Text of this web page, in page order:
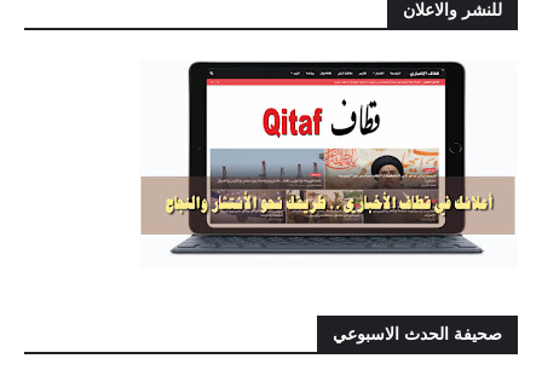
للنشر والاعلان
صحيفة الحدث الاسبوعي